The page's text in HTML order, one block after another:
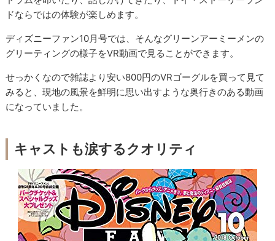
ドならではの体験が楽しめます。
ディズニーファン10月号では、そんなグリーンアーミーメンの
グリーティングの様子をVR動画で見ることができます。
せっかくなので雑誌より安い800円のVRゴーグルを買って見て
みると、現地の風景を鮮明に思い出すような奥行きのある動画
になっていました。
キャストも涙するクオリティ